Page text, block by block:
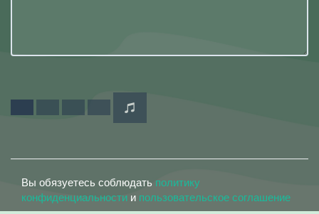
Вы обязуетесь соблюдать политику
конфиденциальности и пользовательское соглашение